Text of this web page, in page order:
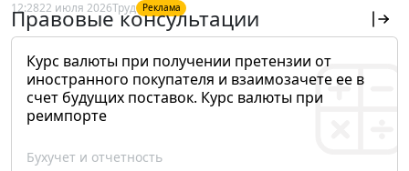
12:2822 июля 2026Труд Реклама
Правовые консультации
Курс валюты при получении претензии от
иностранного покупателя и взаимозачете ее в
счет будущих поставок. Курс валюты при
реимпорте
Бухучет и отчетность